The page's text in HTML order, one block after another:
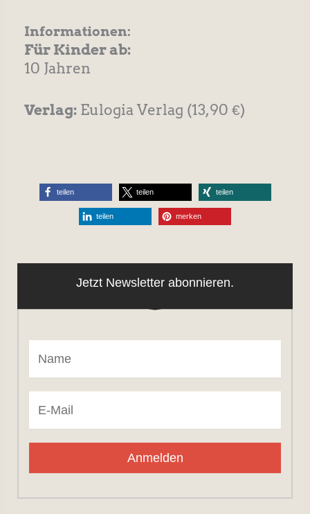
Informationen:
Für Kinder ab:
10 Jahren
Verlag: Eulogia Verlag (13,90 €)
teilen teilen teilen
teilen merken
Jetzt Newsletter abonnieren.
Anmelden